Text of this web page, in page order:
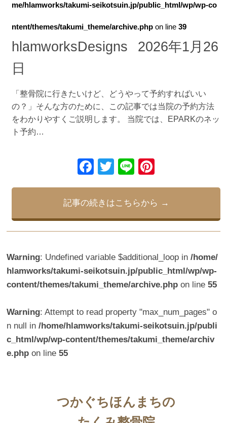
me/hlamworks/takumi-seikotsuin.jp/public_html/wp/wp-co
ntent/themes/takumi_theme/archive.php on line39
hlamworksDesigns
2026年1月26
日
「整骨院に行きたいけど、どうやって予約すればいい
の？」そんな方のために、この記事では当院の予約方法
をわかりやすくご説明します。 当院では、EPARKのネッ
ト予約…
F
a
c
e
b
o
k
T
wi
tt
er
Li
n
e
nt
er
e
st
記事の続きはこちらから
Warning: Undefined variable $additional_loop in/home/
hlamworks/takumi-seikotsuin.jp/public_html/wp/wp-
content/themes/takumi_theme/archive.php on line55
Warning: Attempt to read property "max_num_pages" o
n null in/home/hlamworks/takumi-seikotsuin.jp/publi
c_html/wp/wp-content/themes/takumi_theme/archiv
e.php on line55
つかぐちほんまちの